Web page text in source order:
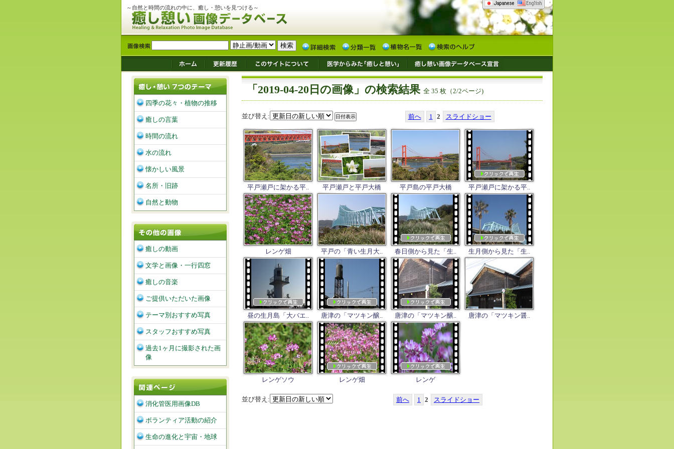
～自然と時間の流れの中に、癒し・憩いを見つける～
「2019-04-20日の画像」の検索結果 全 35 枚（2/2ページ)
並び替え: 前へ 1 2 スライドショー
平戸瀬戸に架かる平.. 平戸瀬戸と平戸大橋 平戸島の平戸大橋 平戸瀬戸に架かる平..
レンゲ畑 平戸の「青い生月大.. 春日側から見た「生.. 生月側から見た「生..
昼の生月島「大バエ.. 唐津の「マツキン醸.. 唐津の「マツキン醸.. 唐津の「マツキン醤..
レンゲソウ レンゲ畑 レンゲ
並び替え: 前へ 1 2 スライドショー
四季の花々・植物の推移
癒しの言葉
時間の流れ
水の流れ
懐かしい風景
名所・旧跡
自然と動物
癒しの動画
文学と画像・一行四窓
癒しの音楽
ご提供いただいた画像
テーマ別おすすめ写真
スタッフおすすめ写真
過去1ヶ月に撮影された画
像
消化管医用画像DB
ボランティア活動の紹介
生命の進化と宇宙・地球